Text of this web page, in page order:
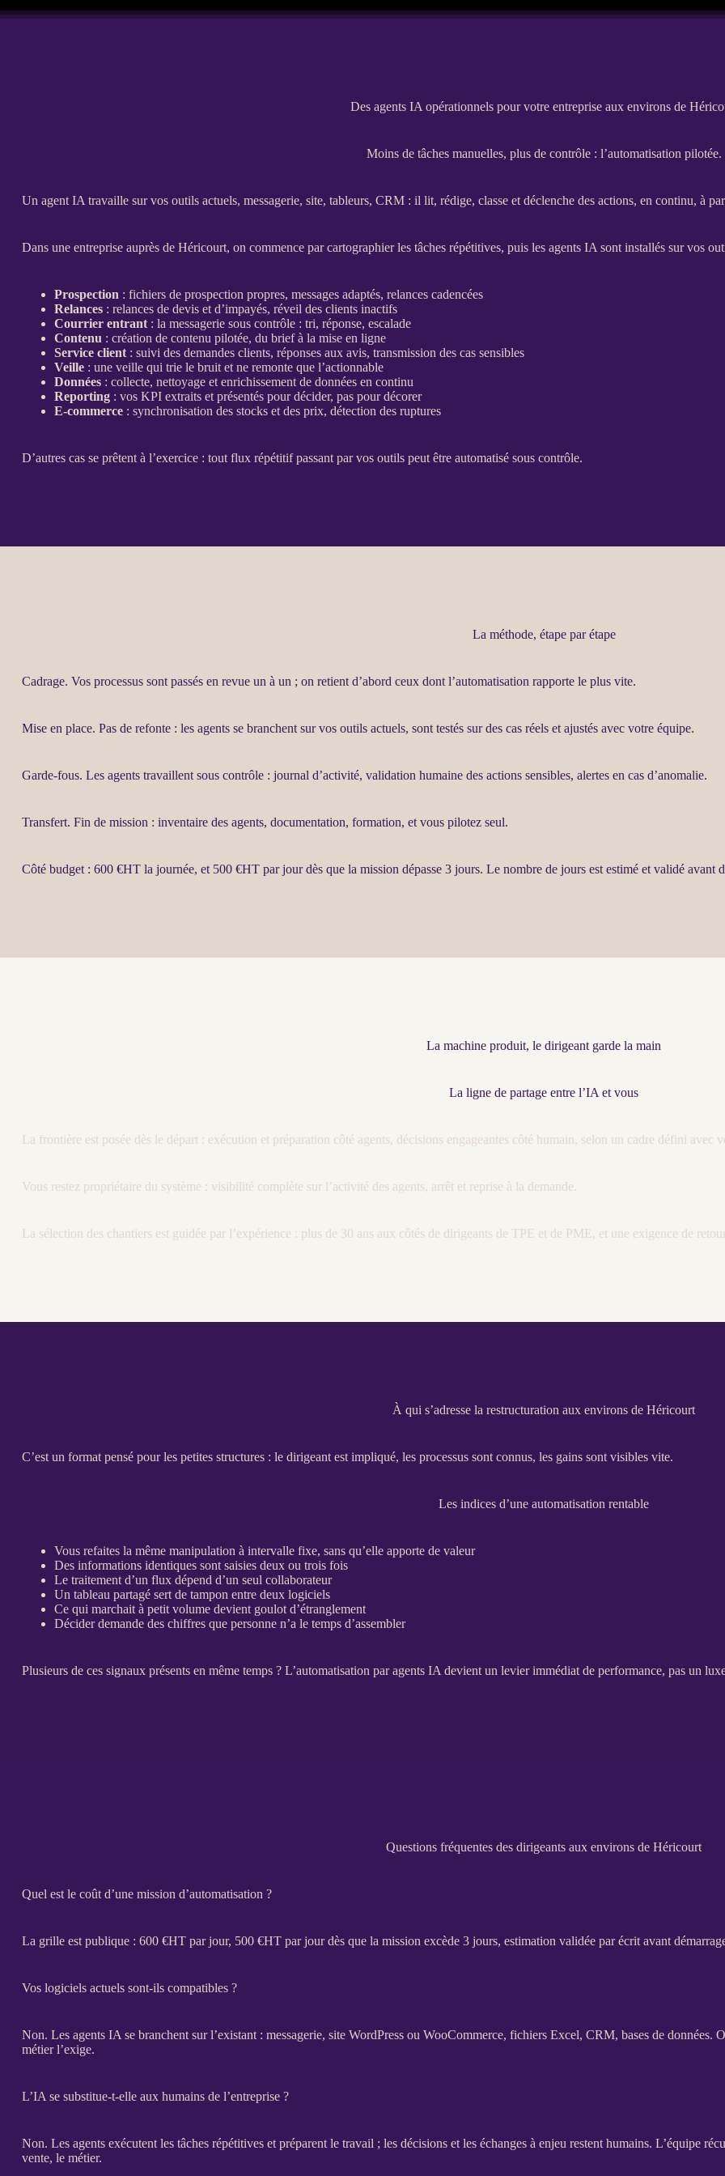
Des agents IA opérationnels pour votre entreprise aux environs de
Moins de tâches manuelles, plus de contrôle : l’automatisation pilotée.
Un agent IA travaille sur vos outils actuels, messagerie, site, tableurs, CRM : il lit, rédige, classe et déclenche des actions, en continu, à
Dans une entreprise auprès de Héricourt, on commence par cartographier les tâches répétitives, puis les agents IA sont installés sur vos
Prospection : fichiers de prospection propres, messages adaptés, relances cadencées
Relances : relances de devis et d’impayés, réveil des clients inactifs
Courrier entrant : la messagerie sous contrôle : tri, réponse, escalade
Contenu : création de contenu pilotée, du brief à la mise en ligne
Service client : suivi des demandes clients, réponses aux avis, transmission des cas sensibles
Veille : une veille qui trie le bruit et ne remonte que l’actionnable
Données : collecte, nettoyage et enrichissement de données en continu
Reporting : vos KPI extraits et présentés pour décider, pas pour décorer
E-commerce : synchronisation des stocks et des prix, détection des ruptures
D’autres cas se prêtent à l’exercice : tout flux répétitif passant par vos outils peut être automatisé sous contrôle.
La méthode, étape par étape
Cadrage. Vos processus sont passés en revue un à un ; on retient d’abord ceux dont l’automatisation rapporte le plus vite.
Mise en place. Pas de refonte : les agents se branchent sur vos outils actuels, sont testés sur des cas réels et ajustés avec votre équipe.
Garde-fous. Les agents travaillent sous contrôle : journal d’activité, validation humaine des actions sensibles, alertes en cas d’anomalie.
Transfert. Fin de mission : inventaire des agents, documentation, formation, et vous pilotez seul.
Côté budget : 600 €HT la journée, et 500 €HT par jour dès que la mission dépasse 3 jours. Le nombre de jours est estimé et validé avant
La machine produit, le dirigeant garde la main
La ligne de partage entre l’IA et vous
La frontière est posée dès le départ : exécution et préparation côté agents, décisions engageantes côté humain, selon un cadre défini avec
Vous restez propriétaire du système : visibilité complète sur l’activité des agents, arrêt et reprise à la demande.
La sélection des chantiers est guidée par l’expérience : plus de 30 ans aux côtés de dirigeants de TPE et de PME, et une exigence de
À qui s’adresse la restructuration aux environs de Héricourt
C’est un format pensé pour les petites structures : le dirigeant est impliqué, les processus sont connus, les gains sont visibles vite.
Les indices d’une automatisation rentable
Vous refaites la même manipulation à intervalle fixe, sans qu’elle apporte de valeur
Des informations identiques sont saisies deux ou trois fois
Le traitement d’un flux dépend d’un seul collaborateur
Un tableau partagé sert de tampon entre deux logiciels
Ce qui marchait à petit volume devient goulot d’étranglement
Décider demande des chiffres que personne n’a le temps d’assembler
Plusieurs de ces signaux présents en même temps ? L’automatisation paragents IA devient un levier immédiat de performance, pas un
Questions fréquentes des dirigeants aux environs de Héricourt
Quel est le coût d’une mission d’automatisation ?
La grille est publique : 600 €HT par jour, 500 €HT par jour dès que la mission excède 3 jours, estimation validée par écrit avant
Vos logiciels actuels sont-ils compatibles ?
Non. Les agents IA se branchent sur l’existant : messagerie, site WordPress ou WooCommerce, fichiers Excel, CRM, bases de données.
métier l’exige.
L’IA se substitue-t-elle aux humains de l’entreprise ?
Non. Les agents exécutent les tâches répétitives et préparent le travail ; les décisions et les échanges à enjeu restent humains. L’équipe
vente, le métier.